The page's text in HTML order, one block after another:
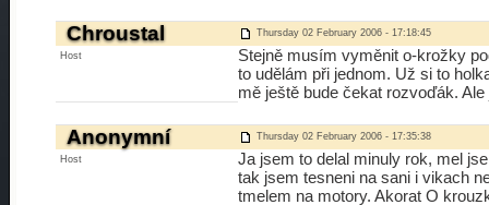
Chroustal Thursday 02 February 2006 - 17:18:45
Host
Stejně musím vyměnit o-krožky
to udělám při jednom. Už si to
mě ještě bude čekat rozvoďák.
Anonymní Thursday 02 February 2006 - 17:35:38
Host
Ja jsem to delal minuly rok, mel
tak jsem tesneni na sani i vikach
tmelem na motory. Akorat O